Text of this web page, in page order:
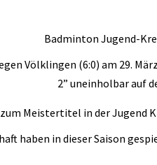
Badminton Jugend-
Völklingen (6:0) am 29.
2” uneinholbar auf
Meistertitel in der Jugend
haben in dieser Saison